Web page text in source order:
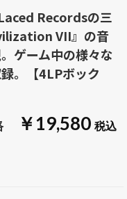
￥19,580
Recordsの三
VII』の音
ゲーム中の様々な
。【4LPボック